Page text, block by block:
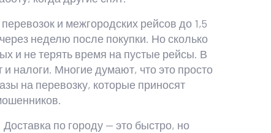
и межгородских рейсов до 1,5
неделю после покупки. Но сколько
и не терять время на пустые рейсы. В
налоги. Многие думают, что это просто
на перевозку, которые приносят
по городу — это быстро, но